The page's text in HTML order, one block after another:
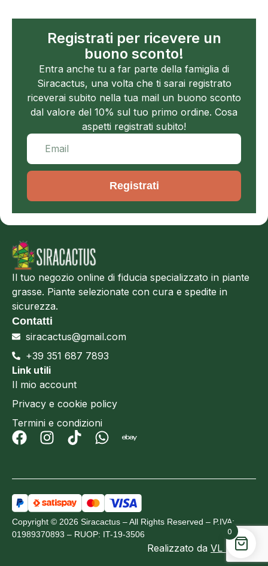
Registrati per ricevere un
buono sconto!
Entra anche tu a far parte della famiglia di
Siracactus, una volta che ti sarai registrato
riceverai subito nella tua mail un buono sconto
dal valore del 10% sul tuo primo ordine. Cosa
aspetti registrati subito!
Registrati
Il tuo negozio online di fiducia specializzato in piante
grasse. Piante selezionate con cura e spedite in
sicurezza.
Contatti
siracactus@gmail.com
+39 351 687 7893
Link utili
Il mio account
Privacy e cookie policy
Termini e condizioni
Copyright © 2026 Siracactus – All Rights Reserved – P.IVA:
01989370893 – RUOP: IT-19-3506
Realizzato da VL Design
0